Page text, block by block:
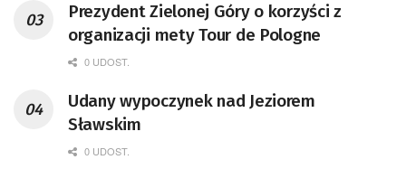
Prezydent Zielonej Góry o korzyści z
organizacji mety Tour de Pologne
0 UDOST.
Udany wypoczynek nad Jeziorem
Sławskim
0 UDOST.